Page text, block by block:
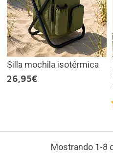
Silla mochila isotérmica
26,95€
Mostrando 1-8